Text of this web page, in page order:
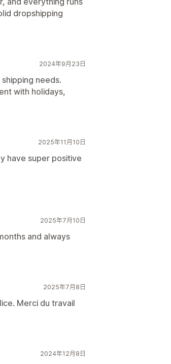
dropshipping
2024年9月23日
needs.
with holidays,
2025年11月10日
have super positive
2025年7月10日
and always
2025年7月8日
Merci du travail
2024年12月8日